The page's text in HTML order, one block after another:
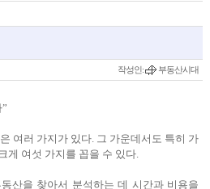
작성인: 부동산시대
여러 가지가 있다. 그 가운데서도 특히 가
게 여섯 가지를 꼽을 수 있다.
산을 찾아서 분석하는 데 시간과 비용을